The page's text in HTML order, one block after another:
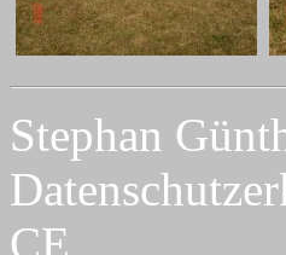
Stephan
CE